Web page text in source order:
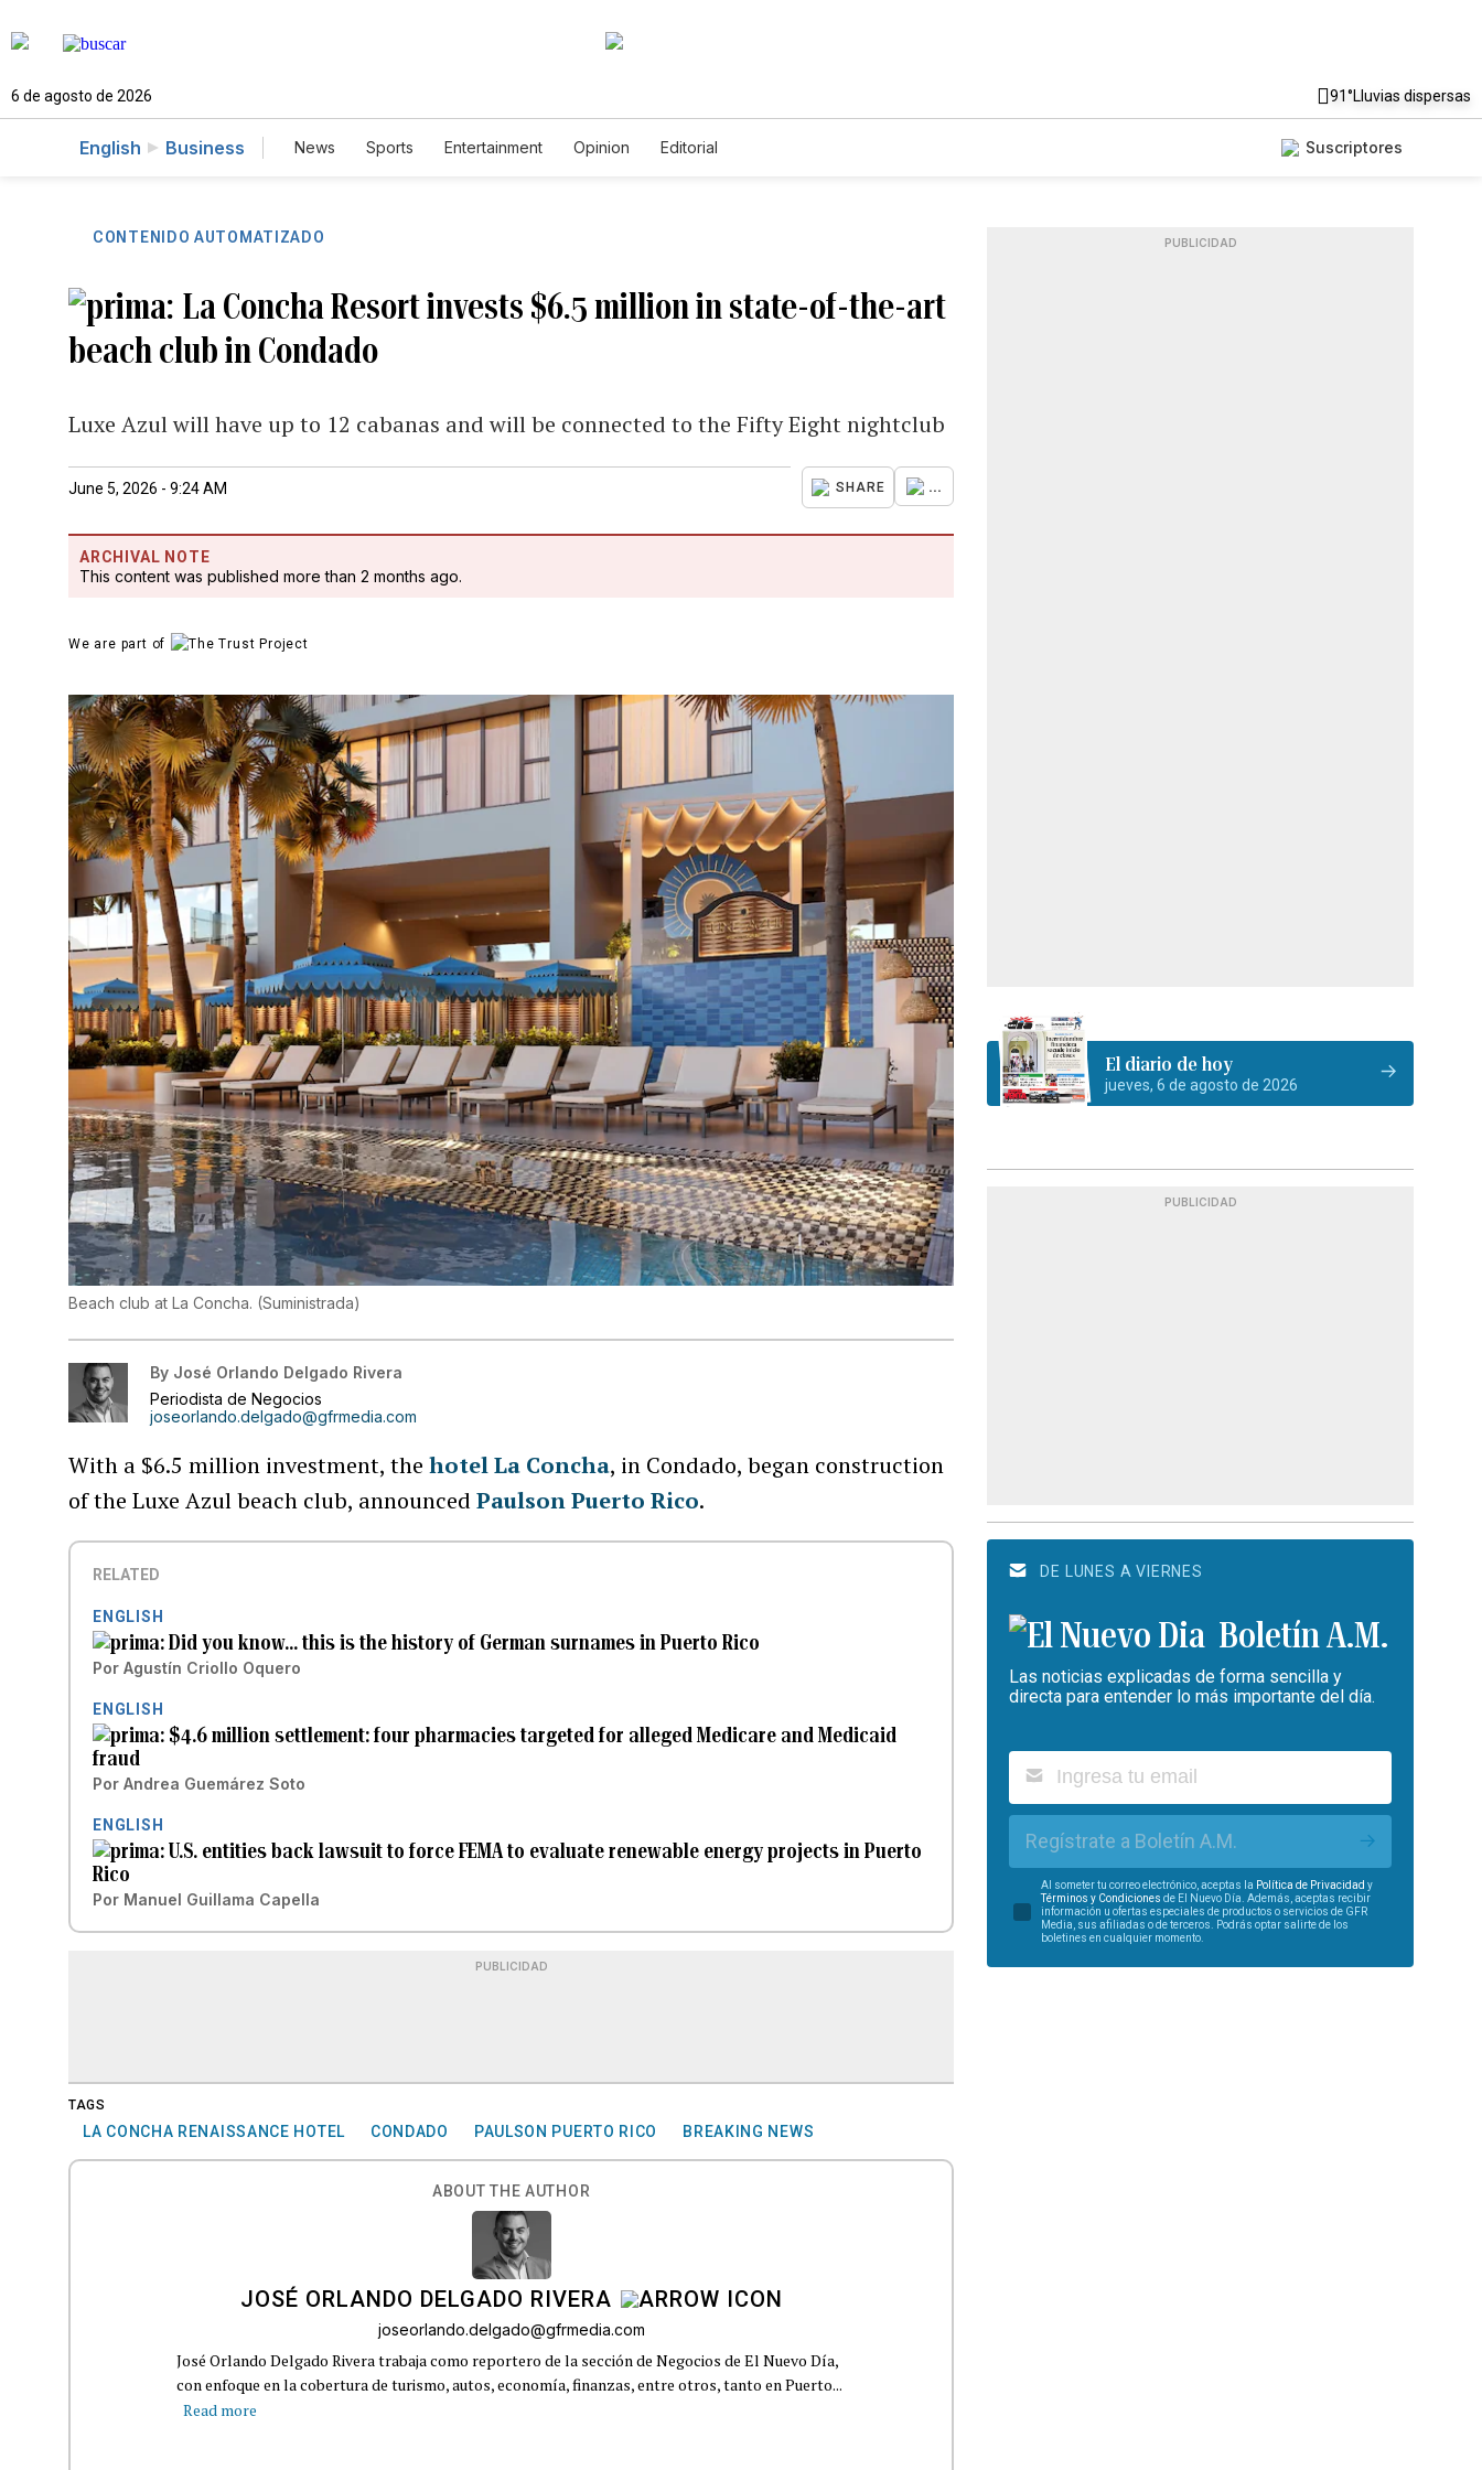
6 de agosto de 2026 91°Lluvias dispersas
English Business News Sports Entertainment Opinion Editorial Suscriptores
CONTENIDO AUTOMATIZADO
La Concha Resort invests $6.5 million in state-of-the-art
beach club in Condado
Luxe Azul will have up to 12 cabanas and will be connected to the Fifty Eight nightclub
June 5, 2026 - 9:24 AM SHARE ...
ARCHIVAL NOTE
This content was published more than 2 months ago.
We are part of
Beach club at La Concha. (Suministrada)
By José Orlando Delgado Rivera
Periodista de Negocios
joseorlando.delgado@gfrmedia.com
With a $6.5 million investment, thehotel La Concha, in Condado, began construction
of the Luxe Azul beach club, announcedPaulson Puerto Rico.
RELATED
ENGLISH
Did you know... this is the history of German surnames in Puerto Rico
Por Agustín Criollo Oquero
ENGLISH
$4.6 million settlement: four pharmacies targeted for alleged Medicare and Medicaid
fraud
Por Andrea Guemárez Soto
ENGLISH
U.S. entities back lawsuit to force FEMA to evaluate renewable energy projects in Puerto
Rico
Por Manuel Guillama Capella
PUBLICIDAD
TAGS
LA CONCHA RENAISSANCE HOTEL CONDADO PAULSON PUERTO RICO BREAKING NEWS
ABOUT THE AUTHOR
JOSÉ ORLANDO DELGADO RIVERA
joseorlando.delgado@gfrmedia.com
José Orlando Delgado Rivera trabaja como reportero de la sección de Negocios de El Nuevo Día,
con enfoque en la cobertura de turismo, autos, economía, finanzas, entre otros, tanto en Puerto...
Read more
PUBLICIDAD
El diario de hoy
jueves, 6 de agosto de 2026
PUBLICIDAD
DE LUNES A VIERNES
Boletín A.M.
Las noticias explicadas de forma sencilla y
directa para entender lo más importante del día.
Regístrate a Boletín A.M.
Al someter tu correo electrónico, aceptas la Política de Privacidad y
Términos y Condiciones de El Nuevo Día. Además, aceptas recibir
información u ofertas especiales de productos o servicios de GFR
Media, sus afiliadas o de terceros. Podrás optar salirte de los
boletines en cualquier momento.